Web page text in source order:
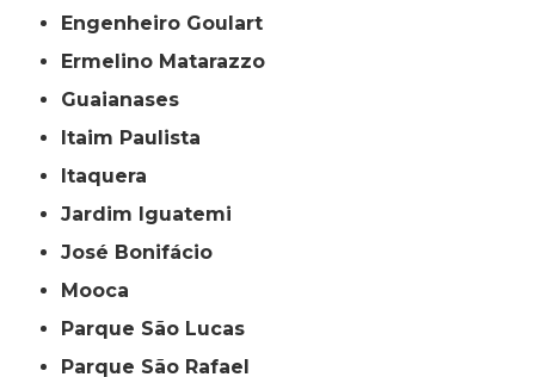
Engenheiro Goulart
Ermelino Matarazzo
Guaianases
Itaim Paulista
Itaquera
Jardim Iguatemi
José Bonifácio
Mooca
Parque São Lucas
Parque São Rafael